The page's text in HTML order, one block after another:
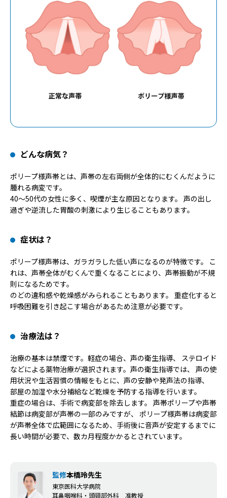
どんな病気？
ポリープ様声帯とは、声帯の左右両側が全体的にむくんだように
腫れる病変です。
40～50代の女性に多く、喫煙が主な原因となります。 声の出し
過ぎや逆流した胃酸の刺激により生じることもあります。
症状は？
ポリープ様声帯は、ガラガラした低い声になるのが特徴です。 こ
れは、声帯全体がむくんで重くなることにより、声帯振動が不規
則になるためです。
のどの違和感や乾燥感がみられることもあります。 重症化すると
呼吸困難を引き起こす場合があるため注意が必要です。
治療法は？
治療の基本は禁煙です。軽症の場合、声の衛生指導、 ステロイド
などによる薬物治療が選択されます。声の衛生指導では、 声の使
用状況や生活習慣の情報をもとに、声の安静や発声法の指導、
部屋の加湿や水分補給など乾燥を予防する指導を行います。
重症の場合は、手術で病変部を除去します。 声帯ポリープや声帯
結節は病変部が声帯の一部のみですが、 ポリープ様声帯は病変部
が声帯全体で広範囲になるため、手術後に音声が安定するまでに
長い時間が必要で、数カ月程度かかるとされています。
監修本橋玲先生
東京医科大学病院
耳鼻咽喉科・頭頸部外科 准教授